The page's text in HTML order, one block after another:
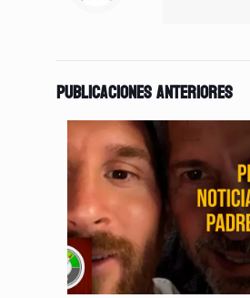
Publicaciones anteriores